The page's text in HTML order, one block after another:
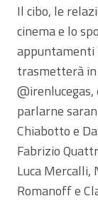
Il cibo, le
cinema e lo
appuntamenti
trasmetterà in
parlarne
Chiabotto e
Fabrizio
Luca Mercalli,
Romanoff e